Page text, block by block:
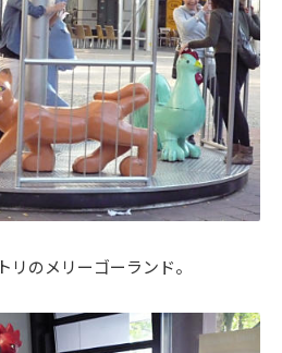
リのメリーゴーランド。